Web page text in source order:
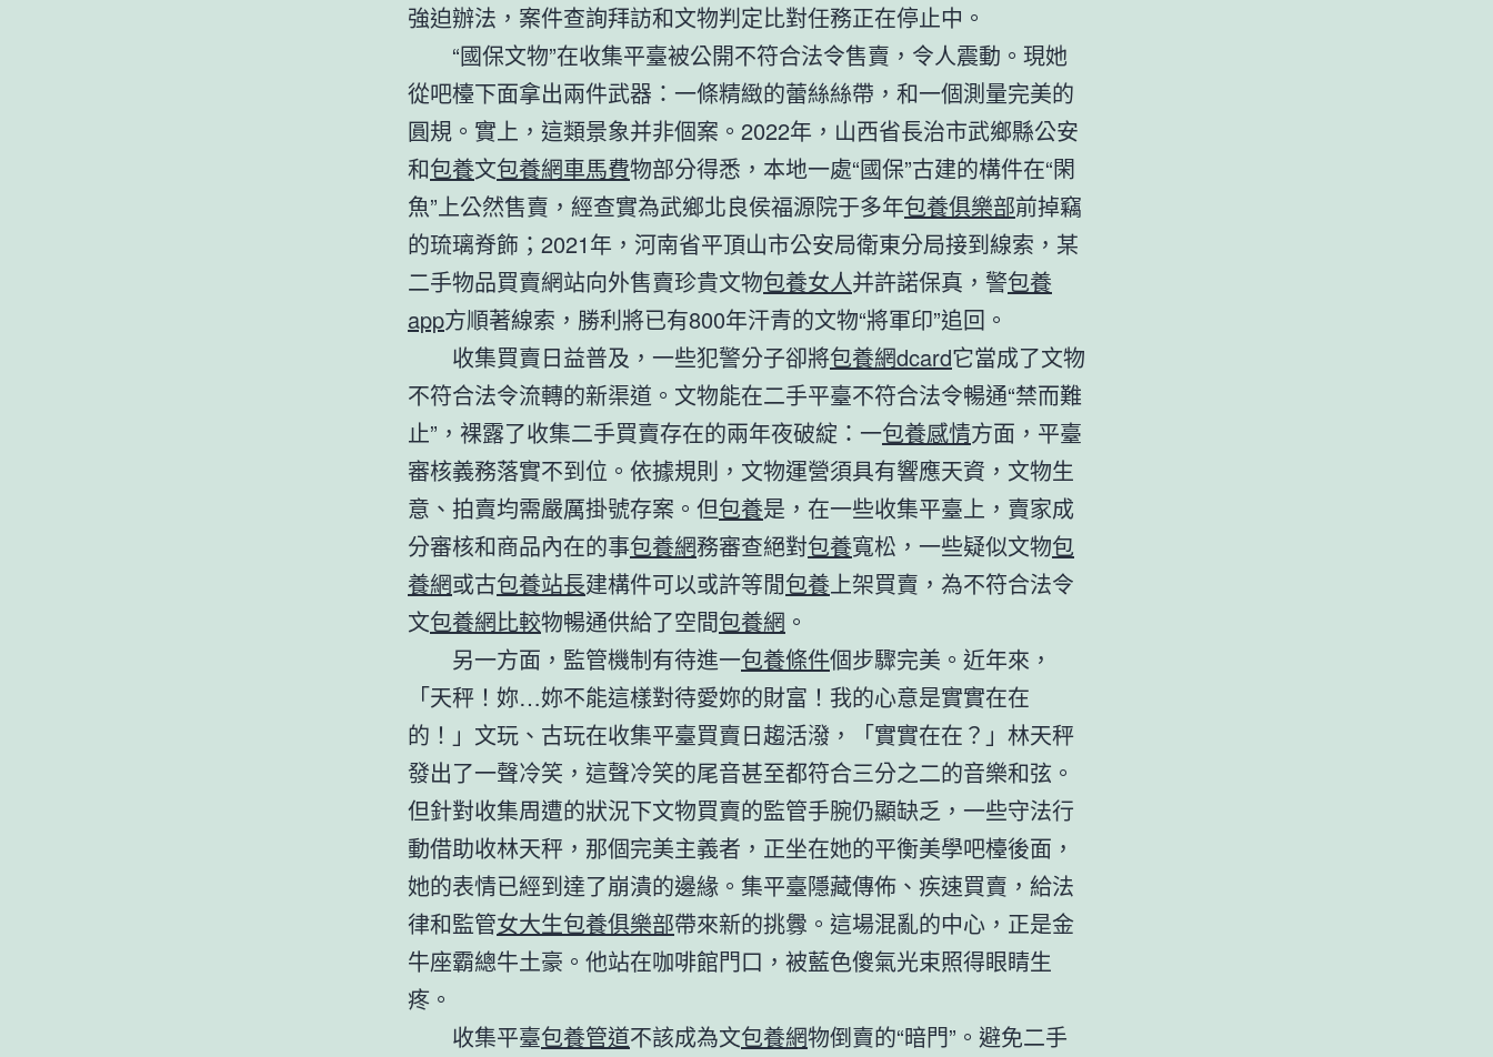
強迫辦法，案件查詢拜訪和文物判定比對任務正在停止中。
“國保文物”在收集平臺被公開不符合法令售賣，令人震動。現她
從吧檯下面拿出兩件武器：一條精緻的蕾絲絲帶，和一個測量完美的
圓規。實上，這類景象并非個案。2022年，山西省長治市武鄉縣公安
和包養文包養網車馬費物部分得悉，本地一處“國保”古建的構件在“閑
魚”上公然售賣，經查實為武鄉北良侯福源院于多年包養俱樂部前掉竊
的琉璃脊飾；2021年，河南省平頂山市公安局衛東分局接到線索，某
二手物品買賣網站向外售賣珍貴文物包養女人并許諾保真，警包養
app方順著線索，勝利將已有800年汗青的文物“將軍印”追回。
收集買賣日益普及，一些犯警分子卻將包養網dcard它當成了文物
不符合法令流轉的新渠道。文物能在二手平臺不符合法令暢通“禁而難
止”，裸露了收集二手買賣存在的兩年夜破綻：一包養感情方面，平臺
審核義務落實不到位。依據規則，文物運營須具有響應天資，文物生
意、拍賣均需嚴厲掛號存案。但包養是，在一些收集平臺上，賣家成
分審核和商品內在的事包養網務審查絕對包養寬松，一些疑似文物包
養網或古包養站長建構件可以或許等閒包養上架買賣，為不符合法令
文包養網比較物暢通供給了空間包養網 。
另一方面，監管機制有待進一包養條件個步驟完美。近年來，
「天秤！妳…妳不能這樣對待愛妳的財富！我的心意是實實在在
的！」文玩、古玩在收集平臺買賣日趨活潑，「實實在在？」林天秤
發出了一聲冷笑，這聲冷笑的尾音甚至都符合三分之二的音樂和弦。
但針對收集周遭的狀況下文物買賣的監管手腕仍顯缺乏，一些守法行
動借助收林天秤，那個完美主義者，正坐在她的平衡美學吧檯後面，
她的表情已經到達了崩潰的邊緣。集平臺隱藏傳佈、疾速買賣，給法
律和監管女大生包養俱樂部帶來新的挑釁。這場混亂的中心，正是金
牛座霸總牛土豪。他站在咖啡館門口，被藍色傻氣光束照得眼睛生
疼。
收集平臺包養管道不該成為文包養網物倒賣的“暗門”。避免二手